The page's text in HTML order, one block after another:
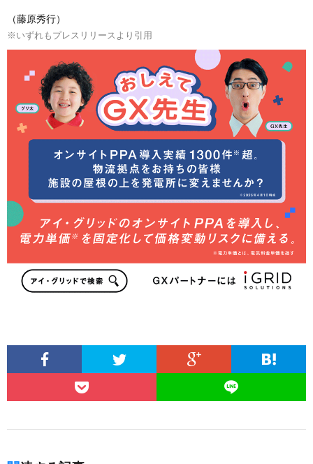
（藤原秀行）
※いずれもプレスリリースより引用